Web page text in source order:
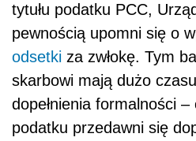
tytułu podatku PCC,
pewnością upomni się o
odsetki za zwłokę. Tym
skarbowi mają dużo
dopełnienia formalności –
podatku przedawni się